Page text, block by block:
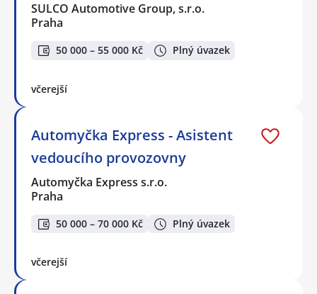
SULCO Automotive Group, s.r.o.
Praha
50 000 – 55 000 Kč Plný úvazek
včerejší
Automyčka Express - Asistent
vedoucího provozovny
Automyčka Express s.r.o.
Praha
50 000 – 70 000 Kč Plný úvazek
včerejší